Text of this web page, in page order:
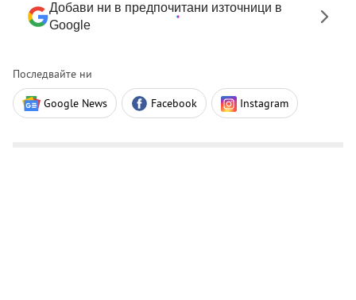
Добави ни в предпочитани източници в
Google
Последвайте ни
Google News Facebook Instagram